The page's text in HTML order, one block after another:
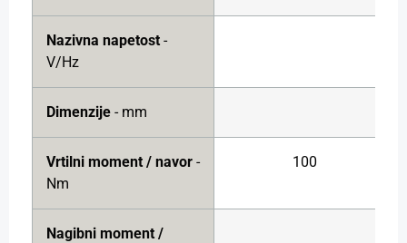
Nazivna napetost -
V/Hz
Dimenzije - mm
Vrtilni moment / navor -
Nm
100
Nagibni moment /